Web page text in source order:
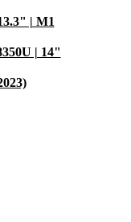
| M1
| 14"